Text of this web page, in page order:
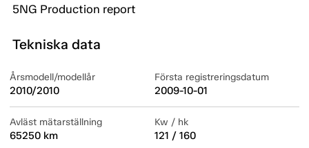
5NG Production report
Tekniska data
Årsmodell/modellår
2010/2010
Första registreringsdatum
2009-10-01
Avläst mätarställning
65250 km
Kw / hk
121 / 160